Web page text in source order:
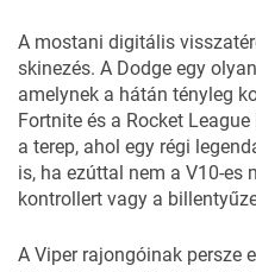
A mostani digitális
skinezés. A Dodge egy
amelynek a hátán tényleg
Fortnite és a Rocket
a terep, ahol egy régi
is, ha ezúttal nem a V10-es
kontrollert vagy a
A Viper rajongóinak persze